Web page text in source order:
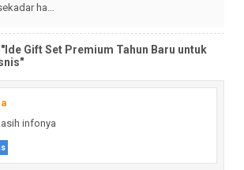
ha…
Gift Set Premium Tahun Baru untuk
infonya